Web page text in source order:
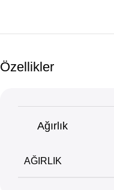
Özellikler
Ağırlık
AĞIRLIK